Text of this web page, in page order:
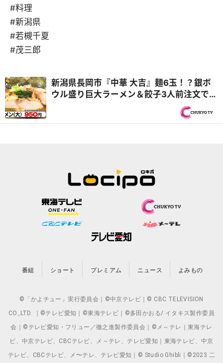
#料理
#新潟県
#若槻千夏
#茂三郎
新潟県長岡市『中華 大吉』麺6玉！？銀ボ
ウル盛り巨大ラーメン＆餃子3人前注文で
番組 ショート プレミアム ニュース よみもの
©「かよチュー」実行委員会｜©中京テレビ｜© CBC TELEVISION
CO.,LTD. ｜©テレビ愛知｜©東海テレビ｜©多田かおる/ イタキス製作委員
会｜©テレビ愛知・フリュー／徹之進製作委員会｜©メ～テレ｜東海テレ
ビ、中京テレビ、CBCテレビ、メ～テレ、テレビ愛知｜東海テレビ、中京
テレビ、CBCテレビ、メ〜テレ、テレビ愛知｜© Studio Ghibli｜©2023 二